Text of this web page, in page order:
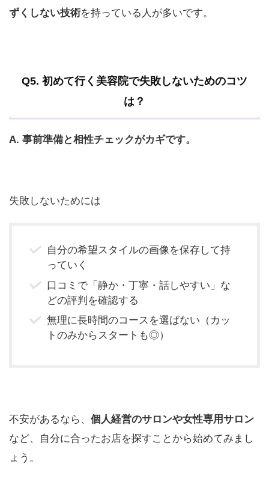
ずくしない技術を持っている人が多いです。
Q5. 初めて行く美容院で失敗しないためのコツ
は？
A. 事前準備と相性チェックがカギです。
失敗しないためには
自分の希望スタイルの画像を保存して持
っていく
口コミで「静か・丁寧・話しやすい」な
どの評判を確認する
無理に長時間のコースを選ばない（カッ
トのみからスタートも◎）
不安があるなら、 個人経営のサロンや女性専用サロン
など、自分に合ったお店を探すことから始めてみまし
ょう。